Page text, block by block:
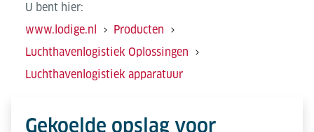
U bent hier:
www.lodige.nl
Producten
Luchthavenlogistiek Oplossingen
Luchthavenlogistiek apparatuur
Gekoelde opslag voor